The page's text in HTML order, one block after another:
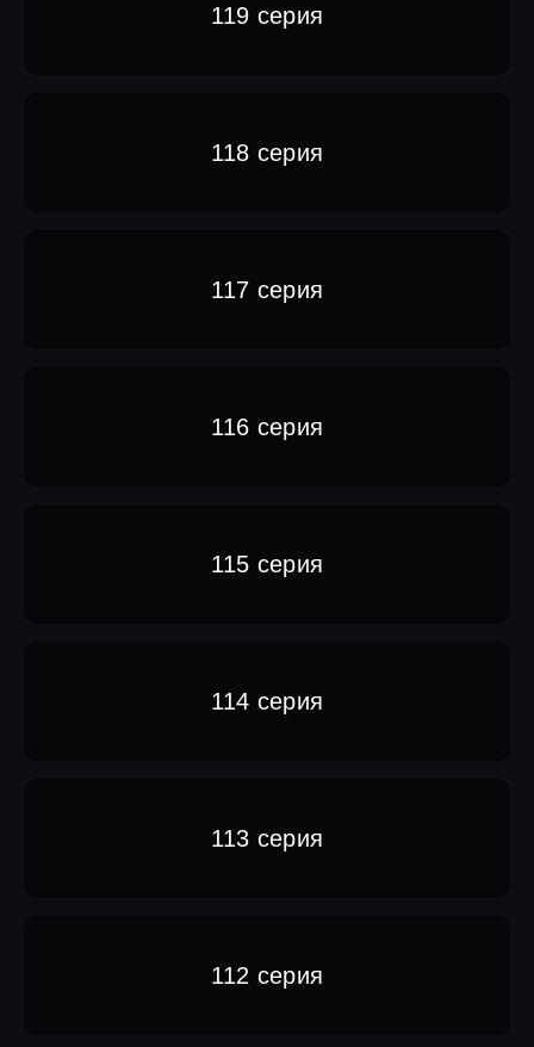
119 серия
118 серия
117 серия
116 серия
115 серия
114 серия
113 серия
112 серия